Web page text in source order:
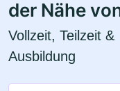
der Nähe
Vollzeit, Teilzeit &
Ausbildung